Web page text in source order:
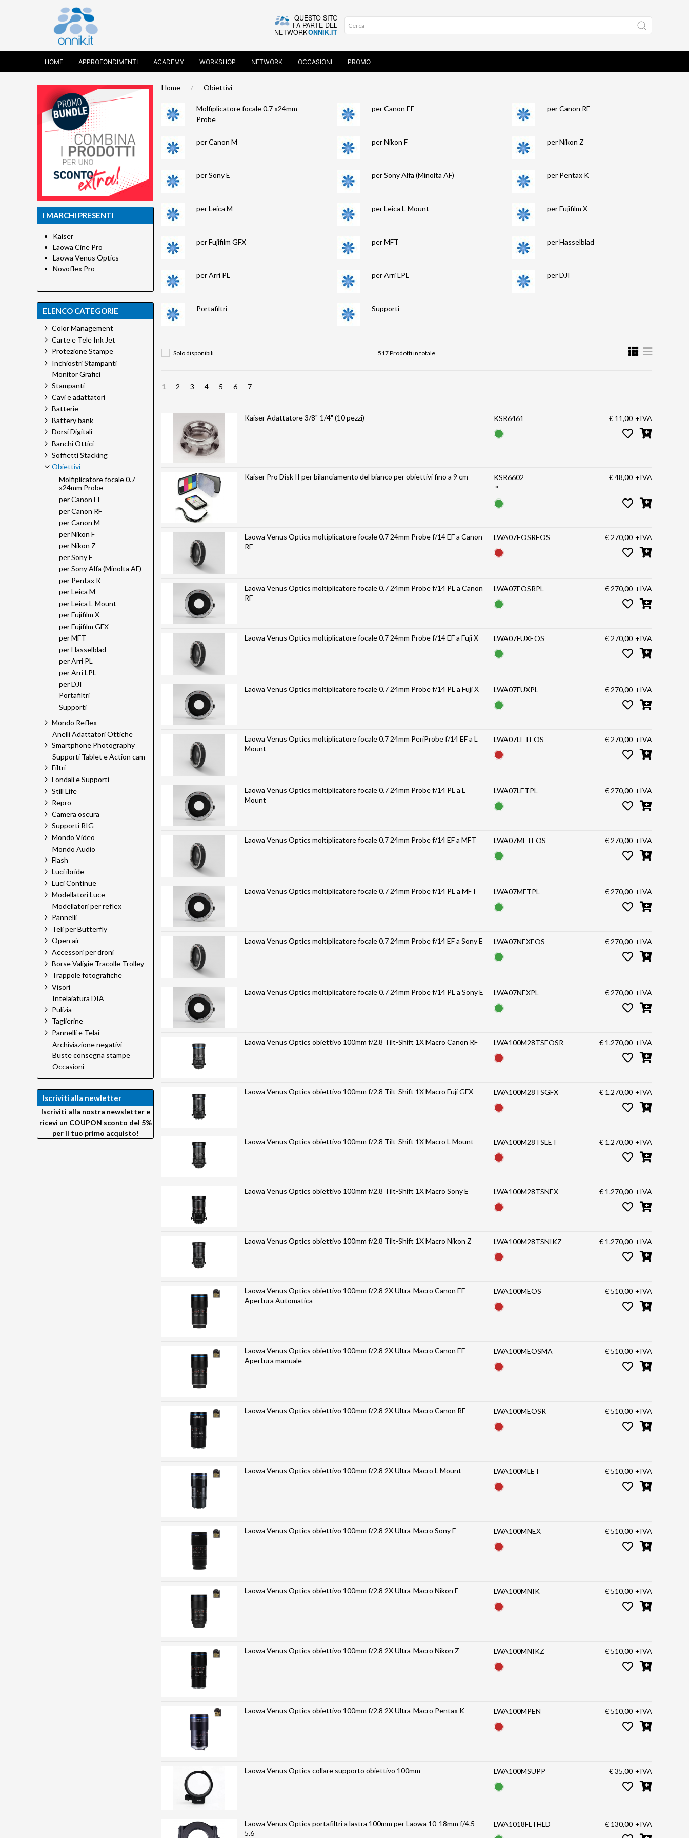
HOME APPROFONDIMENTI ACADEMY WORKSHOP NETWORK OCCASIONI PROMO
Home Obiettivi
Molfiplicatore focale 0.7 x24mm
Probe
per Canon EF per Canon RF
per Canon M per Nikon F per Nikon Z
per Sony E per Sony Alfa (Minolta AF) per Pentax K
per Leica M per Leica L-Mount per Fujifilm X
per Fujifilm GFX per MFT per Hasselblad
per Arri PL per Arri LPL per DJI
Portafiltri Supporti
Solo disponibili 517 Prodotti in totale
1 2 3 4 5 6 7
Kaiser Adattatore 3/8"-1/4" (10 pezzi) KSR6461 € 11,00 +IVA
Kaiser Pro Disk II per bilanciamento del bianco per obiettivi fino a 9 cm
KSR6602
°
€ 48,00 +IVA
Laowa Venus Optics moltiplicatore focale 0.7 24mm Probe f/14 EF a Canon
RF
LWA07EOSREOS € 270,00 +IVA
Laowa Venus Optics moltiplicatore focale 0.7 24mm Probe f/14 PL a Canon
RF
LWA07EOSRPL € 270,00 +IVA
Laowa Venus Optics moltiplicatore focale 0.7 24mm Probe f/14 EF a Fuji X LWA07FUXEOS € 270,00 +IVA
Laowa Venus Optics moltiplicatore focale 0.7 24mm Probe f/14 PL a Fuji X LWA07FUXPL € 270,00 +IVA
Laowa Venus Optics moltiplicatore focale 0.7 24mm PeriProbe f/14 EF a L
Mount
LWA07LETEOS € 270,00 +IVA
Laowa Venus Optics moltiplicatore focale 0.7 24mm Probe f/14 PL a L
Mount
LWA07LETPL € 270,00 +IVA
Laowa Venus Optics moltiplicatore focale 0.7 24mm Probe f/14 EF a MFT LWA07MFTEOS € 270,00 +IVA
Laowa Venus Optics moltiplicatore focale 0.7 24mm Probe f/14 PL a MFT LWA07MFTPL € 270,00 +IVA
Laowa Venus Optics moltiplicatore focale 0.7 24mm Probe f/14 EF a Sony E LWA07NEXEOS € 270,00 +IVA
Laowa Venus Optics moltiplicatore focale 0.7 24mm Probe f/14 PL a Sony E LWA07NEXPL € 270,00 +IVA
Laowa Venus Optics obiettivo 100mm f/2.8 Tilt-Shift 1X Macro Canon RF LWA100M28TSEOSR € 1.270,00 +IVA
Laowa Venus Optics obiettivo 100mm f/2.8 Tilt-Shift 1X Macro Fuji GFX LWA100M28TSGFX € 1.270,00 +IVA
Laowa Venus Optics obiettivo 100mm f/2.8 Tilt-Shift 1X Macro L Mount LWA100M28TSLET € 1.270,00 +IVA
Laowa Venus Optics obiettivo 100mm f/2.8 Tilt-Shift 1X Macro Sony E LWA100M28TSNEX € 1.270,00 +IVA
Laowa Venus Optics obiettivo 100mm f/2.8 Tilt-Shift 1X Macro Nikon Z LWA100M28TSNIKZ € 1.270,00 +IVA
Laowa Venus Optics obiettivo 100mm f/2.8 2X Ultra-Macro Canon EF
Apertura Automatica
LWA100MEOS € 510,00 +IVA
Laowa Venus Optics obiettivo 100mm f/2.8 2X Ultra-Macro Canon EF
Apertura manuale
LWA100MEOSMA € 510,00 +IVA
Laowa Venus Optics obiettivo 100mm f/2.8 2X Ultra-Macro Canon RF LWA100MEOSR € 510,00 +IVA
Laowa Venus Optics obiettivo 100mm f/2.8 2X Ultra-Macro L Mount LWA100MLET € 510,00 +IVA
Laowa Venus Optics obiettivo 100mm f/2.8 2X Ultra-Macro Sony E LWA100MNEX € 510,00 +IVA
Laowa Venus Optics obiettivo 100mm f/2.8 2X Ultra-Macro Nikon F LWA100MNIK € 510,00 +IVA
Laowa Venus Optics obiettivo 100mm f/2.8 2X Ultra-Macro Nikon Z LWA100MNIKZ € 510,00 +IVA
Laowa Venus Optics obiettivo 100mm f/2.8 2X Ultra-Macro Pentax K LWA100MPEN € 510,00 +IVA
Laowa Venus Optics collare supporto obiettivo 100mm LWA100MSUPP € 35,00 +IVA
Laowa Venus Optics portafiltri a lastra 100mm per Laowa 10-18mm f/4.5-
5.6
LWA1018FLTHLD € 130,00 +IVA
I MARCHI PRESENTI
Kaiser
Laowa Cine Pro
Laowa Venus Optics
Novoflex Pro
ELENCO CATEGORIE
Color Management
Carte e Tele Ink Jet
Protezione Stampe
Inchiostri Stampanti
Monitor Grafici
Stampanti
Cavi e adattatori
Batterie
Battery bank
Dorsi Digitali
Banchi Ottici
Soffietti Stacking
Obiettivi
Molfiplicatore focale 0.7
x24mm Probe
per Canon EF
per Canon RF
per Canon M
per Nikon F
per Nikon Z
per Sony E
per Sony Alfa (Minolta AF)
per Pentax K
per Leica M
per Leica L-Mount
per Fujifilm X
per Fujifilm GFX
per MFT
per Hasselblad
per Arri PL
per Arri LPL
per DJI
Portafiltri
Supporti
Mondo Reflex
Anelli Adattatori Ottiche
Smartphone Photography
Supporti Tablet e Action cam
Filtri
Fondali e Supporti
Still Life
Repro
Camera oscura
Supporti RIG
Mondo Video
Mondo Audio
Flash
Luci ibride
Luci Continue
Modellatori Luce
Modellatori per reflex
Pannelli
Teli per Butterfly
Open air
Accessori per droni
Borse Valigie Tracolle Trolley
Trappole fotografiche
Visori
Intelaiatura DIA
Pulizia
Taglierine
Pannelli e Telai
Archiviazione negativi
Buste consegna stampe
Occasioni
Iscriviti alla newletter
Iscriviti alla nostra newsletter e
ricevi un COUPON sconto del 5%
per il tuo primo acquisto!